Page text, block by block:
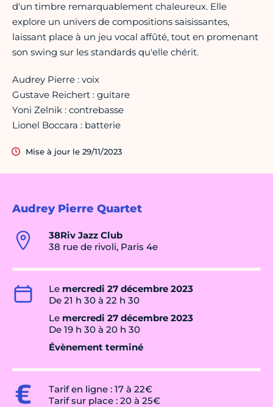
Audrey Pierre Quartet
38Riv Jazz Club
38 rue de rivoli, Paris 4e
Le mercredi 27 décembre 2023
De 21 h 30 à 22 h 30
Le mercredi 27 décembre 2023
De 19 h 30 à 20 h 30
Évènement terminé
Tarif en ligne : 17 à 22€
Tarif sur place : 20 à 25€
d'un timbre remarquablement chaleureux. Elle
explore un univers de compositions saisissantes,
laissant place à un jeu vocal affûté, tout en promenant
son swing sur les standards qu'elle chérit.
Audrey Pierre : voix
Gustave Reichert : guitare
Yoni Zelnik : contrebasse
Lionel Boccara : batterie
Mise à jour le 29/11/2023